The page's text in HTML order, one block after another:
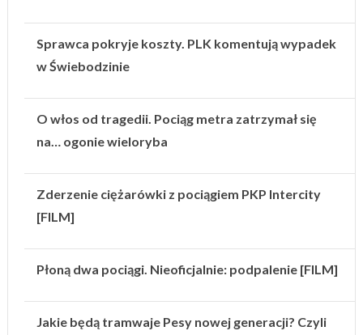
Sprawca pokryje koszty. PLK komentują wypadek
w Świebodzinie
O włos od tragedii. Pociąg metra zatrzymał się
na… ogonie wieloryba
Zderzenie ciężarówki z pociągiem PKP Intercity
[FILM]
Płoną dwa pociągi. Nieoficjalnie: podpalenie [FILM]
Jakie będą tramwaje Pesy nowej generacji? Czyli